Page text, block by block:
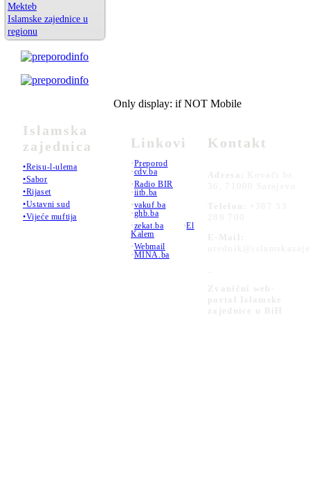
Mekteb
Islamske zajednice u
regionu
Islamska
zajednica
•Reisu-l-ulema
•Sabor
•Rijaset
•Ustavni sud
•Vijeće muftija
Only display: if NOT Mobile
Linkovi
•Preporod
•cdv.ba
•Radio BIR
•iitb.ba
•vakuf.ba
•ghb.ba
•zekat.ba •El
Kalem
•Webmail
•MINA.ba
Kontakt
Adresa:
Kovači br.
36, 71000 Sarajevo
Telefon:
+387 33
289 700
E-Mail:
Zvanični web-
portal Islamske
zajednice u BiH